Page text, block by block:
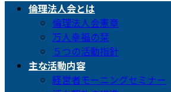
倫理法人会とは
倫理法人会憲章
万人幸福の栞
５つの活動指針
主な活動内容
経営者モーニングセミナー